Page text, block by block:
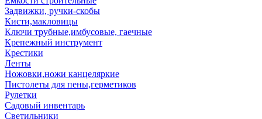
Задвижки, ручки-скобы
Кисти,макловицы
Ключи трубные,имбусовые, гаечные
Крепежный инструмент
Крестики
Ленты
Ножовки,ножи канцеляркие
Пистолеты для пены,герметиков
Рулетки
Садовый инвентарь
Светильники